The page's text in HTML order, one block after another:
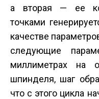
а вторая — ее
точками
качестве
следующие
миллиметрах на
шпинделя, шаг
что с этого цикла